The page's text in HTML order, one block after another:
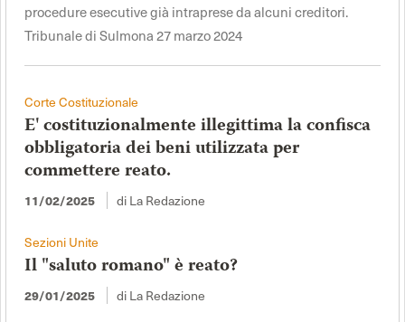
procedure esecutive già intraprese da alcuni creditori.
Tribunale di Sulmona 27 marzo 2024
Corte Costituzionale
E' costituzionalmente illegittima la confisca
obbligatoria dei beni utilizzata per
commettere reato.
11/02/2025 di La Redazione
Sezioni Unite
Il "saluto romano" è reato?
29/01/2025 di La Redazione